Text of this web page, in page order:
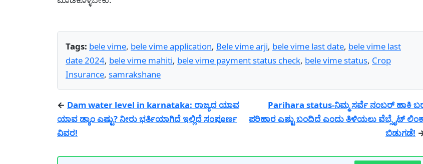
Tags: bele vime, bele vime application, Bele vime arji, bele vime last date, bele vime last
date 2024, bele vime mahiti, bele vime payment status check, bele vime status, Crop
Insurance, samrakshane
← Dam water level in karnataka: ರಾಜ್ಯದ ಯಾವ
ಯಾವ ಡ್ಯಾಂ ಎಷ್ಟು? ನೀರು ಭರ್ತಿಯಾಗಿದೆ ಇಲ್ಲಿದೆ ಸಂಪೂರ್ಣ
ವಿವರ!
Parihara status-ನಿಮ್ಮ ಸರ್ವೆ ನಂಬರ್ ಹಾಕಿ
ಪರಿಹಾರ ಎಷ್ಟು ಬಂದಿದೆ ಎಂದು ತಿಳಿಯಲು ವೆಬ್ಸೈಟ್
ಬಿಡುಗಡೆ!